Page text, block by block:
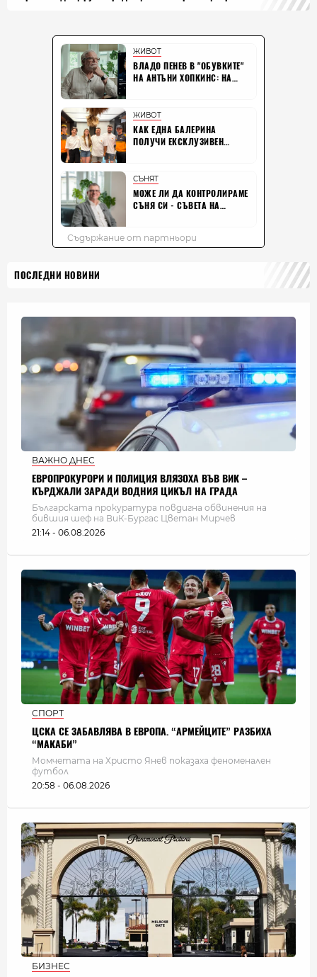
ПОСЛЕДНИ НОВИНИ
ВАЖНО ДНЕС
ЕВРОПРОКУРОРИ И ПОЛИЦИЯ ВЛЯЗОХА ВЪВ ВИК –
КЪРДЖАЛИ ЗАРАДИ ВОДНИЯ ЦИКЪЛ НА ГРАДА
Българската прокуратура повдигна обвинения на
бившия шеф на ВиК-Бургас Цветан Мирчев
21:14 - 06.08.2026
СПОРТ
ЦСКА СЕ ЗАБАВЛЯВА В ЕВРОПА. “АРМЕЙЦИТЕ” РАЗБИХА
“МАКАБИ”
Момчетата на Христо Янев показаха феноменален
футбол
20:58 - 06.08.2026
БИЗНЕС